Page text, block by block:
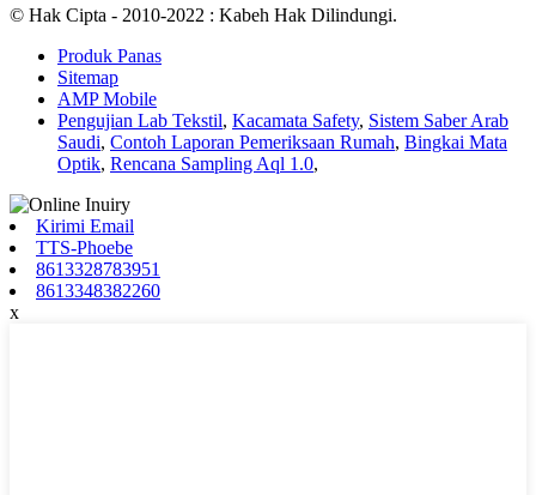
© Hak Cipta - 2010-2022 : Kabeh Hak Dilindungi.
Produk Panas
Sitemap
AMP Mobile
Pengujian Lab Tekstil, Kacamata Safety, Sistem Saber Arab
Saudi, Contoh Laporan Pemeriksaan Rumah, Bingkai Mata
Optik, Rencana Sampling Aql 1.0,
Kirimi Email
TTS-Phoebe
8613328783951
8613348382260
x